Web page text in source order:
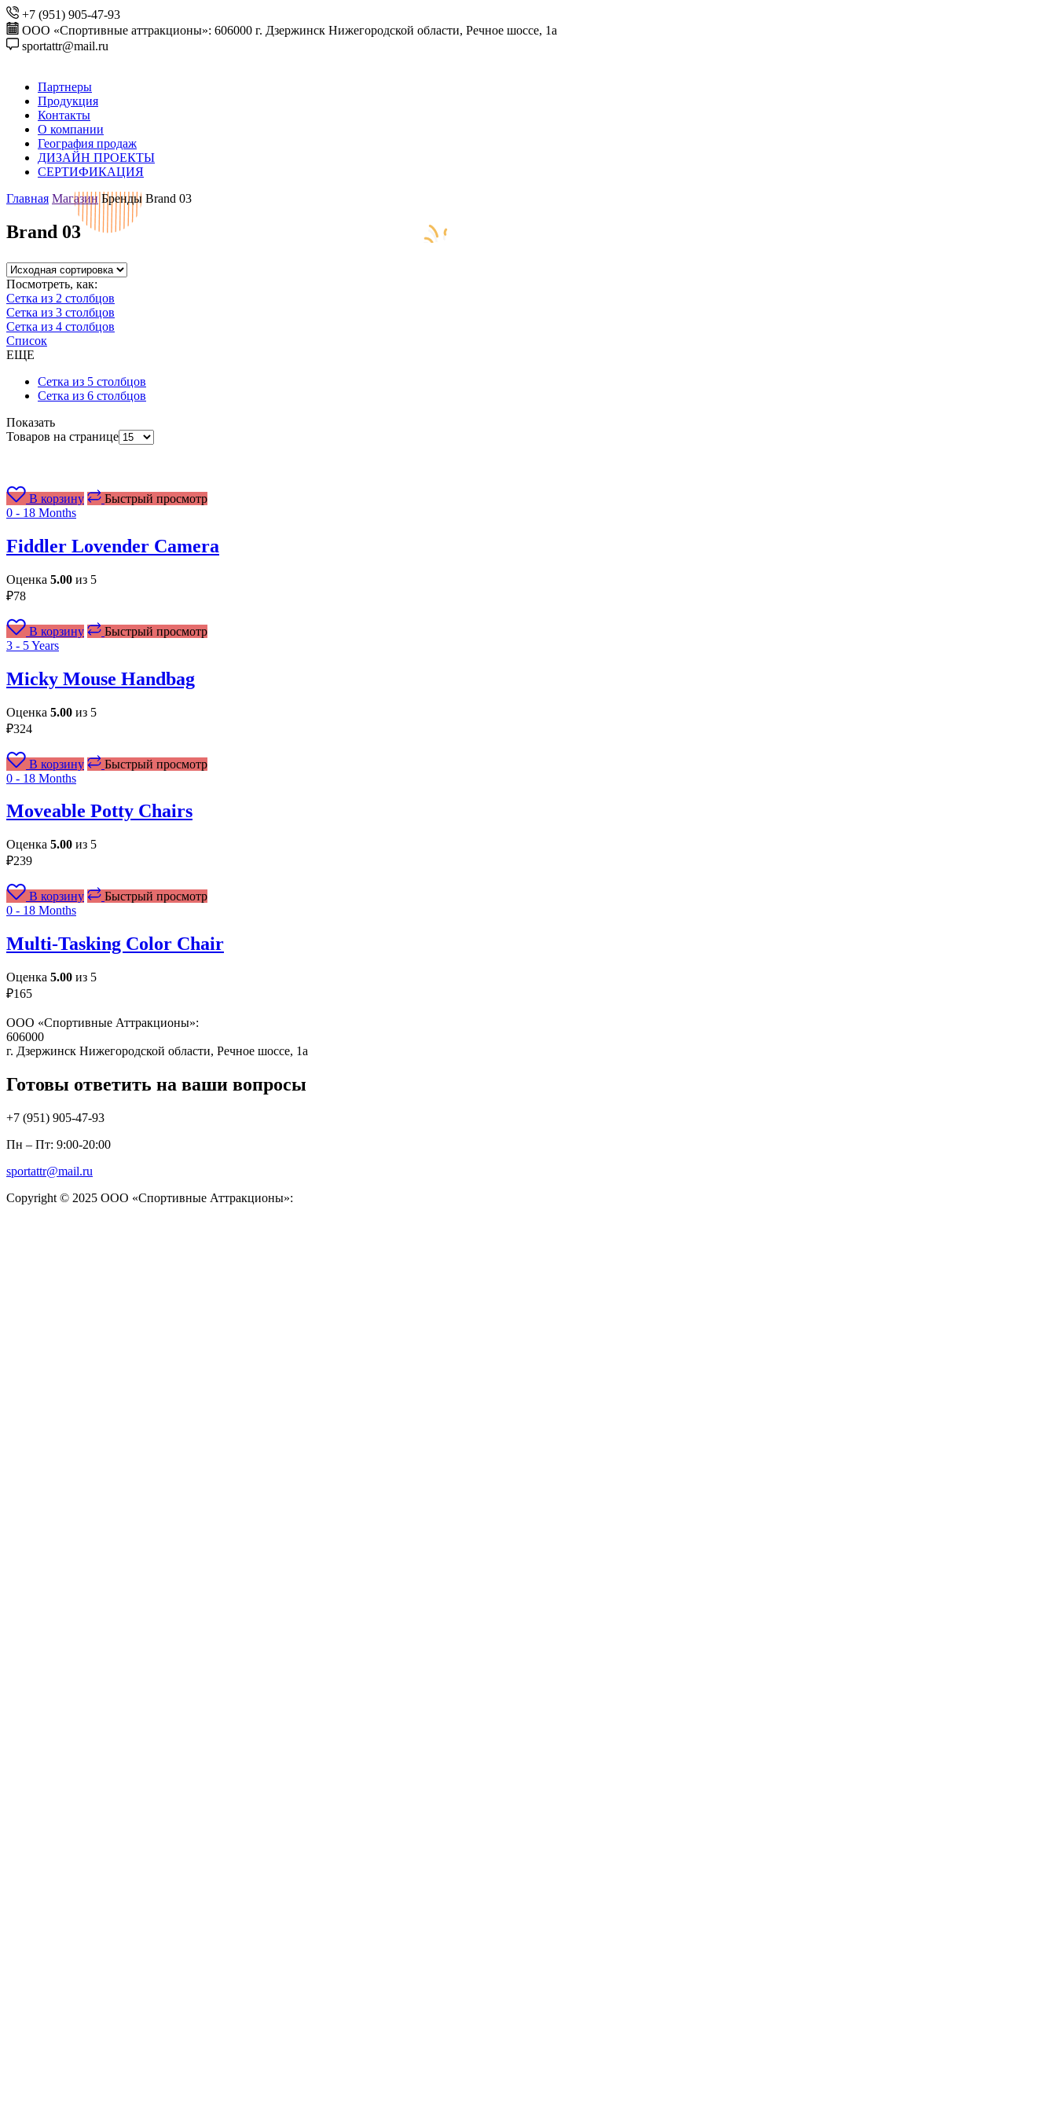
+7 (951) 905-47-93
ООО «Спортивные аттракционы»: 606000 г. Дзержинск Нижегородской области, Речное шоссе, 1а
sportattr@mail.ru
Партнеры
Продукция
Контакты
О компании
География продаж
ДИЗАЙН ПРОЕКТЫ
СЕРТИФИКАЦИЯ
Главная Магазин Бренды Brand 03
Brand 03
Посмотреть, как:
Сетка из 2 столбцов
Сетка из 3 столбцов
Сетка из 4 столбцов
Список
ЕЩЕ
Сетка из 5 столбцов
Сетка из 6 столбцов
Показать
Товаров на странице
В корзину
Быстрый просмотр
0 - 18 Months
Fiddler Lovender Camera
Оценка 5.00 из 5
₽78
В корзину
Быстрый просмотр
3 - 5 Years
Micky Mouse Handbag
Оценка 5.00 из 5
₽324
В корзину
Быстрый просмотр
0 - 18 Months
Moveable Potty Chairs
Оценка 5.00 из 5
₽239
В корзину
Быстрый просмотр
0 - 18 Months
Multi-Tasking Color Chair
Оценка 5.00 из 5
₽165
ООО «Спортивные Аттракционы»:
606000
г. Дзержинск Нижегородской области, Речное шоссе, 1а
Готовы ответить на ваши вопросы
+7 (951) 905-47-93
Пн – Пт: 9:00-20:00
sportattr@mail.ru
Copyright © 2025 ООО «Спортивные Аттракционы»: